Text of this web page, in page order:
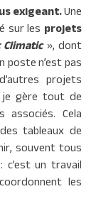
exigeant.Une
sur les projets
», dont
poste n’est pas
projets
gère tout de
Cela
tableaux de
souvent tous
un travail
les